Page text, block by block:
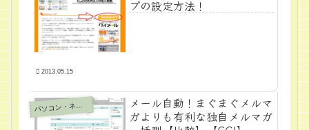
プの設定方法！
2013.05.15
パ
ソコン・ネット
メール自動！まぐまぐメルマ
ガよりも有利な独自メルマガ